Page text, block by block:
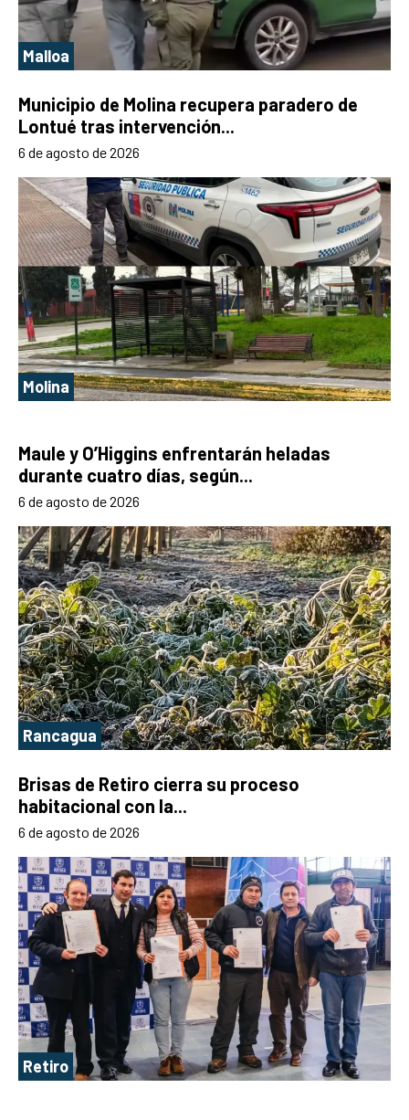
Malloa
Municipio de Molina recupera paradero de
Lontué tras intervención...
6 de agosto de 2026
Molina
Maule y O’Higgins enfrentarán heladas
durante cuatro días, según...
6 de agosto de 2026
Rancagua
Brisas de Retiro cierra su proceso
habitacional con la...
6 de agosto de 2026
Retiro